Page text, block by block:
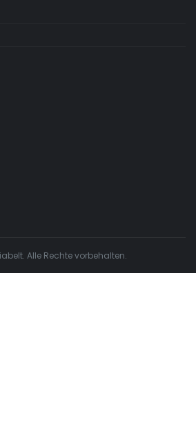
Alle Rechte vorbehalten.